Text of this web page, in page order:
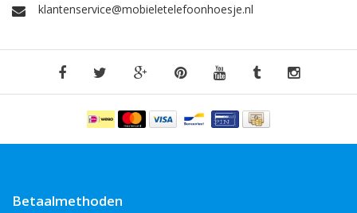
klantenservice@mobieletelefoonhoesje.nl
Betaalmethoden